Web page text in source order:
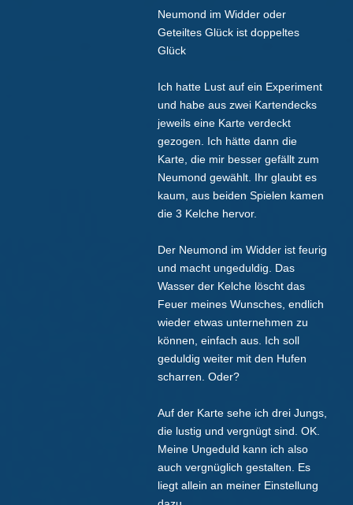
Neumond im Widder oder
Geteiltes Glück ist doppeltes
Glück
Ich hatte Lust auf ein Experiment
und habe aus zwei Kartendecks
jeweils eine Karte verdeckt
gezogen. Ich hätte dann die
Karte, die mir besser gefällt zum
Neumond gewählt. Ihr glaubt es
kaum, aus beiden Spielen kamen
die 3 Kelche hervor.
Der Neumond im Widder ist feurig
und macht ungeduldig. Das
Wasser der Kelche löscht das
Feuer meines Wunsches, endlich
wieder etwas unternehmen zu
können, einfach aus. Ich soll
geduldig weiter mit den Hufen
scharren. Oder?
Auf der Karte sehe ich drei Jungs,
die lustig und vergnügt sind. OK.
Meine Ungeduld kann ich also
auch vergnüglich gestalten. Es
liegt allein an meiner Einstellung